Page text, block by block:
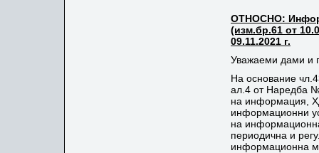
ОТНОСНО:
(изм.бр.61 от
09.11.2021 г.
Уважаеми дами и
На основание
ал.4 от Наредба №
на информация,
информационни
на
периодична и
информационна